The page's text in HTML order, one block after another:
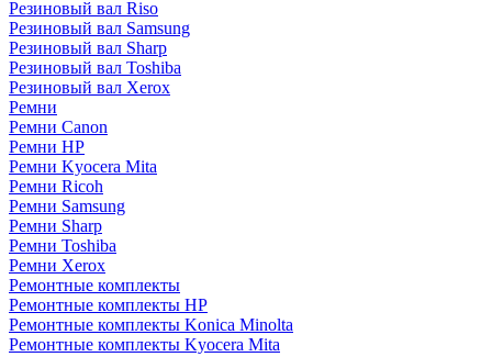
Резиновый вал Riso
Резиновый вал Samsung
Резиновый вал Sharp
Резиновый вал Toshiba
Резиновый вал Xerox
Ремни
Ремни Canon
Ремни HP
Ремни Kyocera Mita
Ремни Ricoh
Ремни Samsung
Ремни Sharp
Ремни Toshiba
Ремни Xerox
Ремонтные комплекты
Ремонтные комплекты HP
Ремонтные комплекты Konica Minolta
Ремонтные комплекты Kyocera Mita